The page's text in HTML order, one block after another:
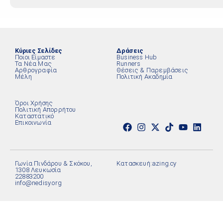
Κύριες Σελίδες
Ποιοι Είμαστε
Τα Νέα Μας
Αρθρογραφία
Μέλη
Δράσεις
Business Hub
Runners
Θέσεις & Παρεμβάσεις
Πολιτική Ακαδημία
Όροι Χρήσης
Πολιτική Απορρήτου
Καταστατικό
Επικοινωνία
Γωνία Πινδάρου & Σκόκου,
1308 Λευκωσία
22883200
info@nedisy.org
Κατασκευή:azing.cy